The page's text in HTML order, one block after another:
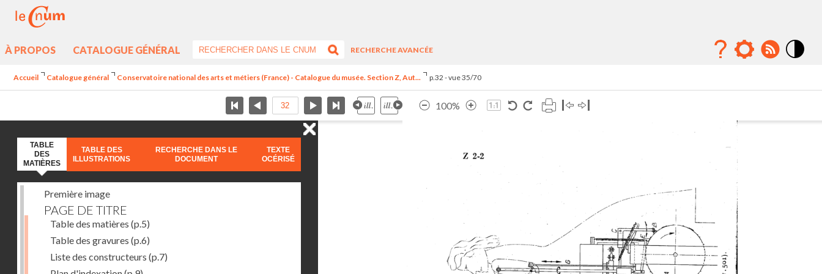
À PROPOS CATALOGUE GÉNÉRAL
RECHERCHE AVANCÉE
Accueil Catalogue général Conservatoire national des arts et métiers (France) - Catalogue du musée. Section Z, Aut... p.32 - vue 35/70
100%
TABLE
DES
MATIÈRES
TABLE DES
ILLUSTRATIONS
RECHERCHE DANS LE
DOCUMENT
TEXTE
OCÉRISÉ
Première image
PAGE DE TITRE
Table des matières (p.5)
Table des gravures (p.6)
Liste des constructeurs (p.7)